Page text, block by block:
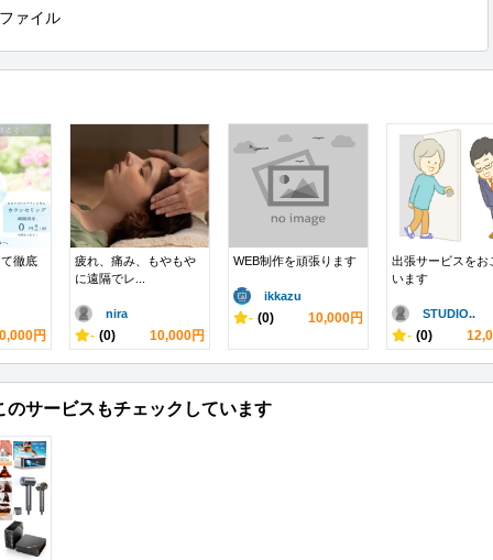
ァイル
徹底
円
疲れ、痛み、もやもや
に遠隔でレ...
nira
- (0) 10,000円
WEB制作を頑張ります
ikkazu
- (0) 10,000円
出張サービスをお
います
STUDIO..
- (0)
サービスもチェックしています